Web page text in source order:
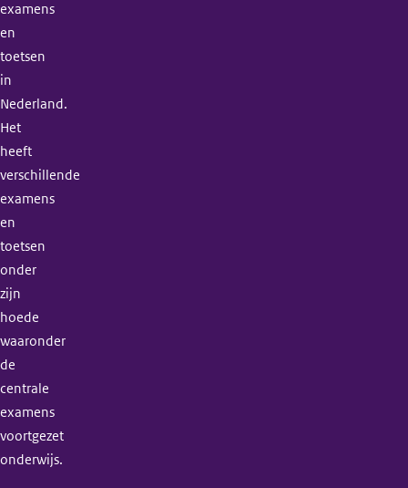
examens
en
toetsen
in
Nederland.
Het
heeft
verschillende
examens
en
toetsen
onder
zijn
hoede
waaronder
de
centrale
examens
voortgezet
onderwijs.